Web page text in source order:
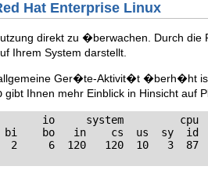
Hat Enterprise Linux
direkt zu �berwachen. Durch
Ihrem System darstellt.
Ger�te-Aktivit�t �berh�ht
gibt Ihnen mehr Einblick in Hinsicht auf
io     system         cpu
bi    bo   in    cs  us  sy  id
2     6  120   120  10   3  87